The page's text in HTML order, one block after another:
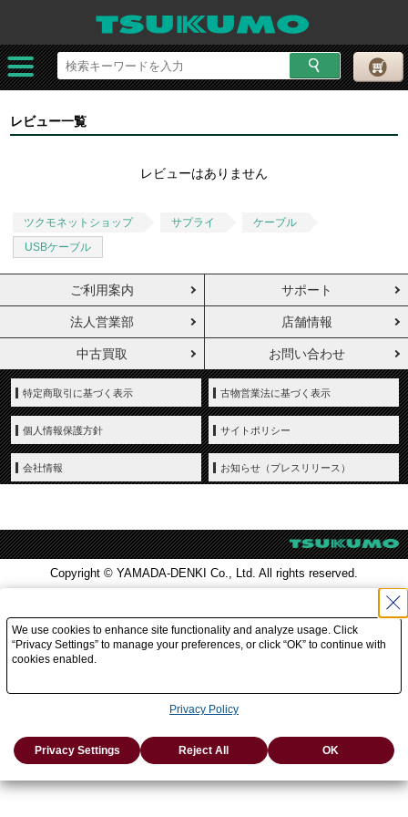
レビュー一覧
レビューはありません
ツクモネットショップ サプライ
ケーブル
USBケーブル
ご利用案内 サポート
法人営業部 店舗情報
中古買取 お問い合わせ
特定商取引に基づく表示 古物営業法に基づく表示
個人情報保護方針 サイトポリシー
会社情報 お知らせ（プレスリリース）
Copyright © YAMADA-DENKI Co., Ltd. All rights reserved.
We use cookies to enhance site functionality and analyze usage. Click
“Privacy Settings” to manage your preferences, or click “OK” to continue with
cookies enabled.
Privacy Policy
Privacy Settings Reject All OK